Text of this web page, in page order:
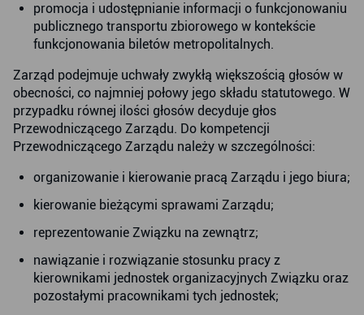
promocja i udostępnianie informacji o funkcjonowaniu
publicznego transportu zbiorowego w kontekście
funkcjonowania biletów metropolitalnych.
Zarząd podejmuje uchwały zwykłą większością głosów w
obecności, co najmniej połowy jego składu statutowego. W
przypadku równej ilości głosów decyduje głos
Przewodniczącego Zarządu. Do kompetencji
Przewodniczącego Zarządu należy w szczególności:
organizowanie i kierowanie pracą Zarządu i jego biura;
kierowanie bieżącymi sprawami Zarządu;
reprezentowanie Związku na zewnątrz;
nawiązanie i rozwiązanie stosunku pracy z
kierownikami jednostek organizacyjnych Związku oraz
pozostałymi pracownikami tych jednostek;